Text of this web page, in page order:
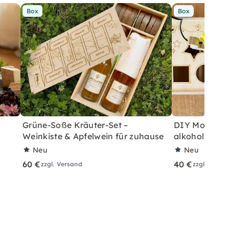
Box
Grüne-Soße Kräuter-Set –
Weinkiste & Apfelwein für zuhause
Neu
60 €zzgl. Versand
Box
DIY
Neu
40 €zzgl.